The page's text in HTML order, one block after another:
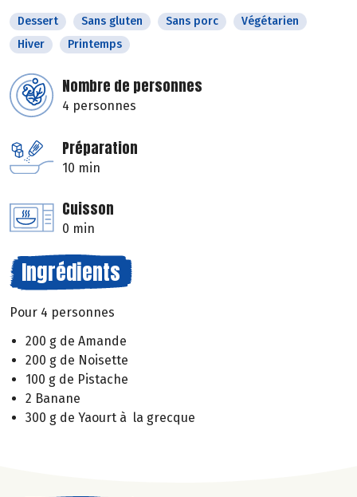
Dessert Sans gluten Sans porc
Végétarien
Hiver
Printemps
Nombre de personnes
4 personnes
Préparation
10 min
Cuisson
0 min
Ingrédients
Pour 4 personnes
200 g de Amande
200 g de Noisette
100 g de Pistache
2 Banane
300 g de Yaourt à la grecque